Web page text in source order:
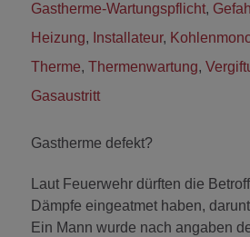
Gastherme-Wartungspflicht,
Heizung, Installateur,
Therme, Thermenwartung,
Gasaustritt
Gastherme defekt?
Laut Feuerwehr dürften die
Dämpfe eingeatmet haben,
Ein Mann wurde nach angaben